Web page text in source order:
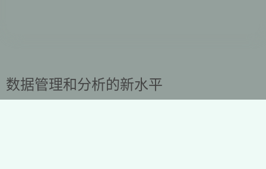
数据管理和分析的新水平